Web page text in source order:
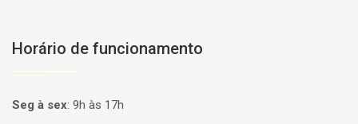
Horário de funcionamento
Seg à sex: 9h às 17h